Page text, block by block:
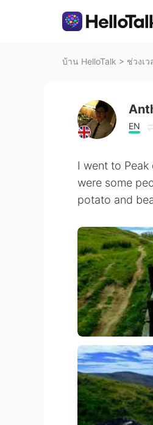
บ้าน HelloTalk > ช่วงเ
EN
I went to
were some
potato and